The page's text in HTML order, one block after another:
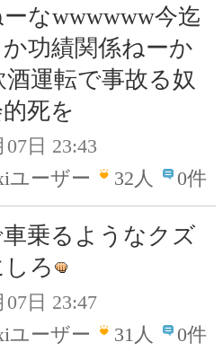
なwwwwww今迄
功績関係ねーか
酒運転で事故る奴
死を
07日 23:43
ユーザー
32人 0件
乗るようなクズ
ろ
07日 23:47
ユーザー
31人 0件